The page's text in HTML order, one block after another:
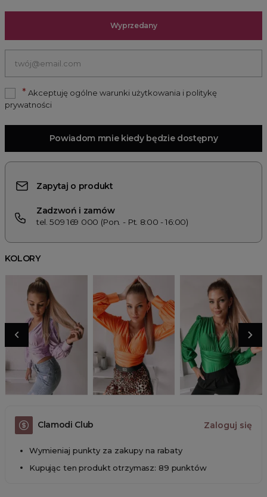
Wyprzedany
* Akceptuję ogólne warunki użytkowania i politykę
prywatności
Powiadom mnie kiedy będzie dostępny
Zapytaj o produkt
Zadzwoń i zamów
tel. 509 169 000 (Pon. - Pt. 8:00 - 16:00)
KOLORY
Clamodi Club Zaloguj się
Wymieniaj punkty za zakupy na rabaty
Kupując ten produkt otrzymasz: 89 punktów